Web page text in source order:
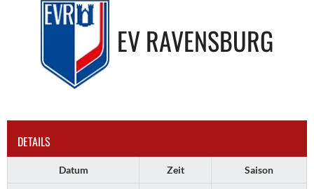
EV RAVENSBURG
DETAILS
Datum Zeit Saison